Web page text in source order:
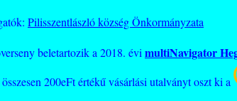
Pilisszentlászló község Önkormányzata
beletartozik a 2018. évi multiNavigator
200eFt értékű vásárlási utalványt oszt ki a